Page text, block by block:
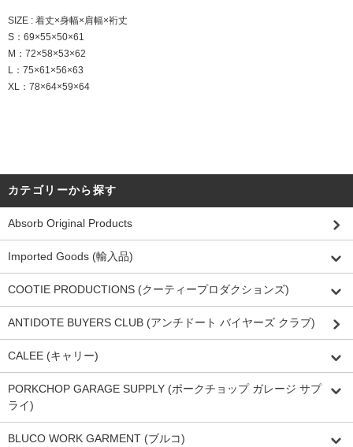
SIZE : 着丈×身幅×肩幅×裄丈
S：69×55×50×61
M：72×58×53×62
L：75×61×56×63
XL：78×64×59×64
カテゴリーから探す
Absorb Original Products
Imported Goods (輸入品)
COOTIE PRODUCTIONS (クーティープロダクションズ)
ANTIDOTE BUYERS CLUB (アンチドート バイヤーズ クラブ)
CALEE (キャリー)
PORKCHOP GARAGE SUPPLY (ポークチョップ ガレージ サプ
ライ)
BLUCO WORK GARMENT (ブルコ)